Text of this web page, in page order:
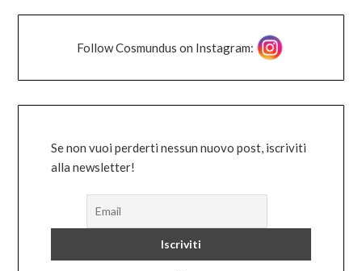
Follow Cosmundus on Instagram:
Se non vuoi perderti nessun nuovo post, iscriviti
alla newsletter!